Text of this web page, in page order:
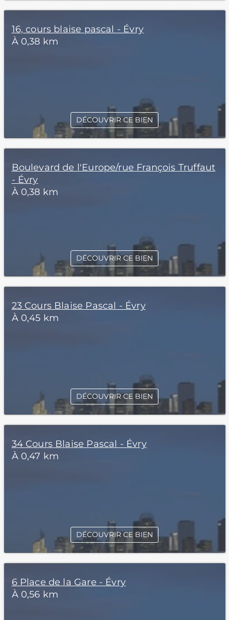
16, cours blaise pascal - Évry
À 0,38 km
DÉCOUVRIR CE BIEN
Boulevard de l'Europe/rue François Truffaut
- Évry
À 0,38 km
DÉCOUVRIR CE BIEN
23 Cours Blaise Pascal - Évry
À 0,45 km
DÉCOUVRIR CE BIEN
34 Cours Blaise Pascal - Évry
À 0,47 km
DÉCOUVRIR CE BIEN
6 Place de la Gare - Évry
À 0,56 km